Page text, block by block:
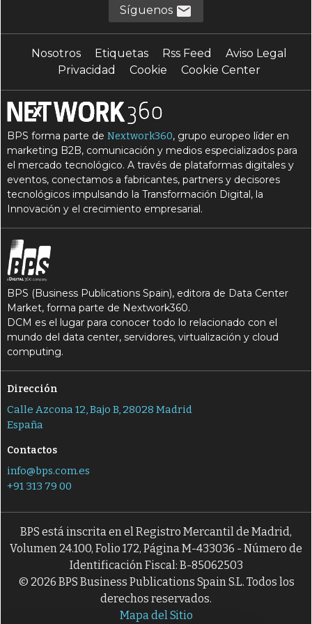
Síguenos
Nosotros Etiquetas Rss Feed
Aviso Legal
Privacidad
Cookie Cookie Center
BPS forma parte deNextwork360, grupo europeo líder en
marketing B2B, comunicación y medios especializados para
el mercado tecnológico. A través de plataformas digitales y
eventos, conectamos a fabricantes, partners y decisores
tecnológicos impulsando la Transformación Digital, la
Innovación y el crecimiento empresarial.
BPS (Business Publications Spain), editora de Data Center
Market, forma parte de Nextwork360.
DCM es el lugar para conocer todo lo relacionado con el
mundo del data center, servidores, virtualización y cloud
computing.
Dirección
Calle Azcona 12, Bajo B, 28028 Madrid
España
Contactos
info@bps.com.es
+91 313 79 00
BPS está inscrita en el Registro Mercantil de Madrid,
Volumen 24.100, Folio 172, Página M-433036 - Número de
Identificación Fiscal: B-85062503
© 2026 BPS Business Publications Spain S.L. Todos los
derechos reservados.
Mapa del Sitio